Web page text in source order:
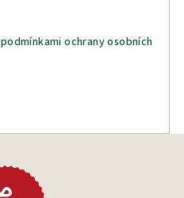
v
p
s
u
podmínkami ochrany osobních